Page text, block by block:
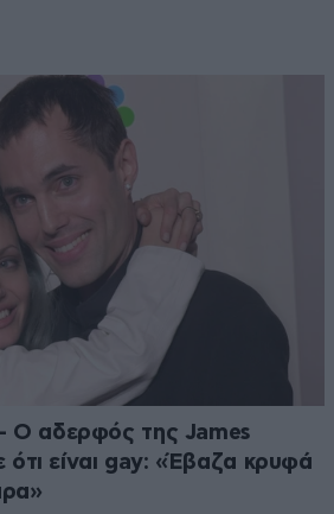
Ο αδερφός της James
είναι gay: «Έβαζα κρυφά